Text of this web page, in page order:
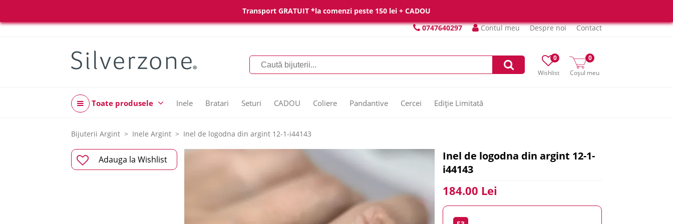
Transport GRATUIT *la comenzi peste 150 lei + CADOU
0747640297
Contul meu Despre noi Contact
Wishlist
0
Coșul meu
0
Toate produsele Inele Bratari Seturi CADOU Coliere Pandantive Cercei Ediție Limitată
Bijuterii Argint Inele Argint Inel de logodna din argint 12-1-i44143
Adauga la Wishlist
Inel de logodna din argint 12-1-
i44143
184.00 Lei